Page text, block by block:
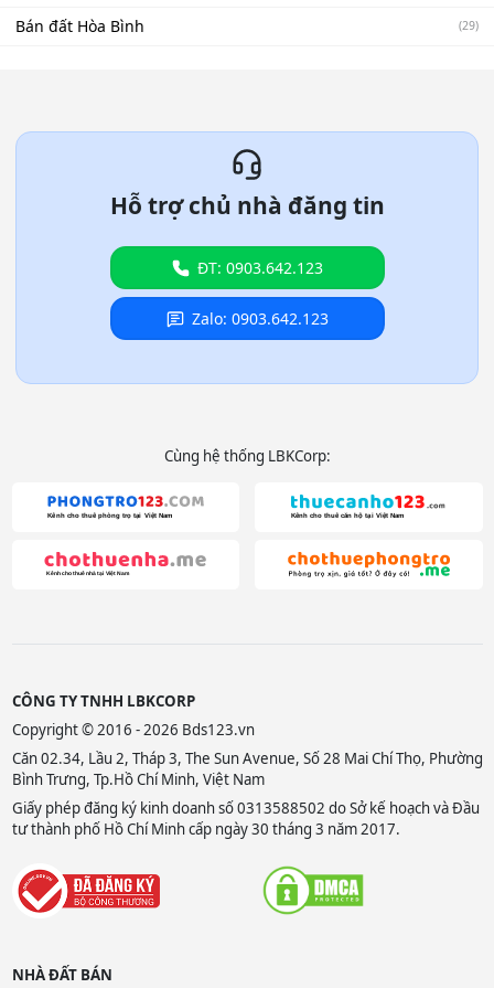
Bán đất Hòa Bình (29)
Hỗ trợ chủ nhà đăng tin
ĐT: 0903.642.123
Zalo: 0903.642.123
Cùng hệ thống LBKCorp:
CÔNG TY TNHH LBKCORP
Copyright © 2016 - 2026 Bds123.vn
Căn 02.34, Lầu 2, Tháp 3, The Sun Avenue, Số 28 Mai Chí Thọ, Phường
Bình Trưng, Tp.Hồ Chí Minh, Việt Nam
Giấy phép đăng ký kinh doanh số 0313588502 do Sở kế hoạch và Đầu
tư thành phố Hồ Chí Minh cấp ngày 30 tháng 3 năm 2017.
NHÀ ĐẤT BÁN